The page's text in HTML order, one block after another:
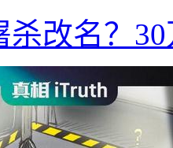
杀改名？